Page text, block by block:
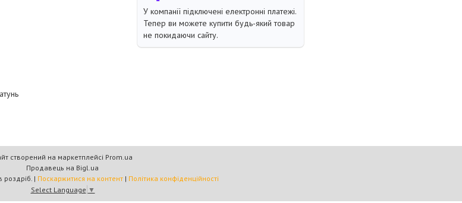
У компанії підключені електронні платежі.
Тепер ви можете купити будь-який товар
не покидаючи сайту.
створений на маркетплейсі Prom.ua
Продавець на Bigl.ua
Multicom - товари ОПТОМ і в роздріб. | Поскаржитися на контент | Політика конфіденційності
Select Language ▼